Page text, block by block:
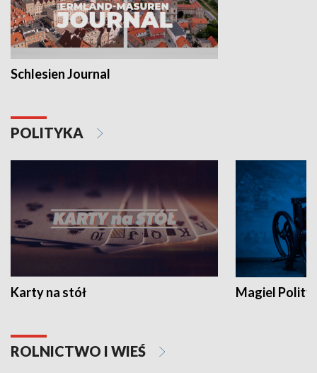
Schlesien Journal
POLITYKA
Karty na stół Magiel
ROLNICTWO I WIEŚ